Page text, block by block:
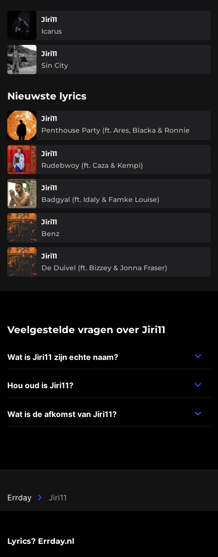
Jiri11
Icarus
Jiri11
Sin City
Nieuwste lyrics
Jiri11
Penthouse Party (ft. Ares, Blacka & Ronnie
Jiri11
Rudebwoy (ft. Caza & Kempi)
Jiri11
Badgyal (ft. Idaly & Famke Louise)
Jiri11
Benz
Jiri11
De Duivel (ft. Bizzey & Jonna Fraser)
Veelgestelde vragen over Jiri11
Wat is Jiri11 zijn echte naam?
Hou oud is Jiri11?
Wat is de afkomst van Jiri11?
Errday Jiri11
Lyrics? Errday.nl